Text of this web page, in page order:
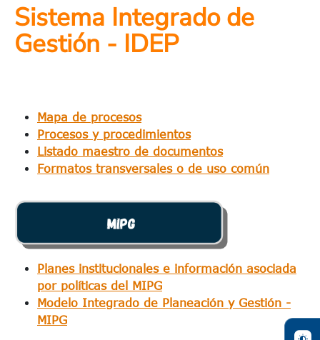
Sistema Integrado de
Gestión - IDEP
Mapa de procesos
Procesos y procedimientos
Listado maestro de documentos
Formatos transversales o de uso común
Planes institucionales e información asociada
por políticas del MIPG
Modelo Integrado de Planeación y Gestión -
MIPG